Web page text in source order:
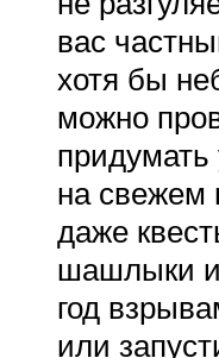
вас
хотя бы
можно
придумать
на свежем
даже
шашлыки и
год
или